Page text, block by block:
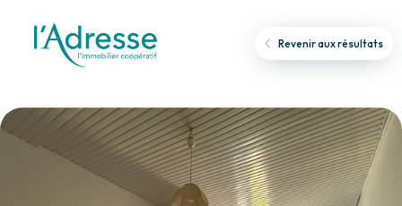
Revenir aux résultats